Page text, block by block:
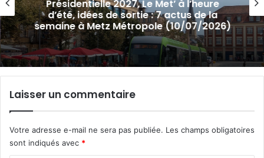
la
Les Montigniens dévoilent leurs
beaux « Trésors » à la
(exposition)
Laisser un commentaire
Votre adresse e-mail ne sera pas publiée. Les champs obligatoires
sont indiqués avec *